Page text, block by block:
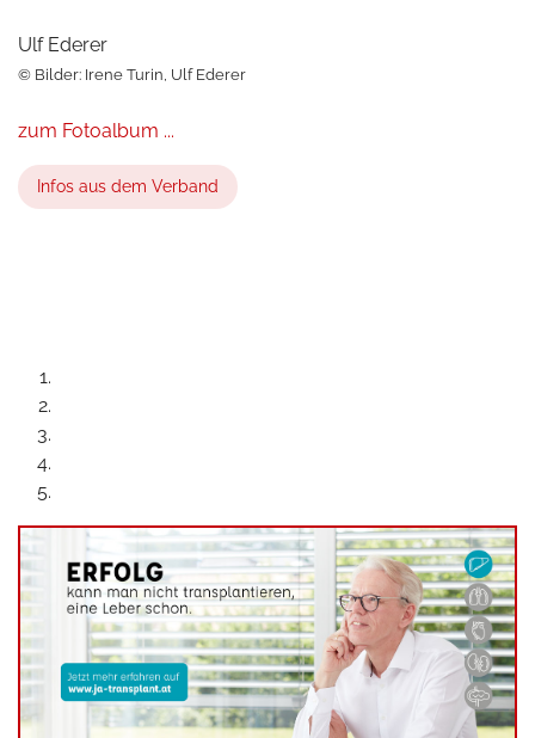
Ulf Ederer
© Bilder: Irene Turin, Ulf Ederer
zum Fotoalbum ...
Infos aus dem Verband